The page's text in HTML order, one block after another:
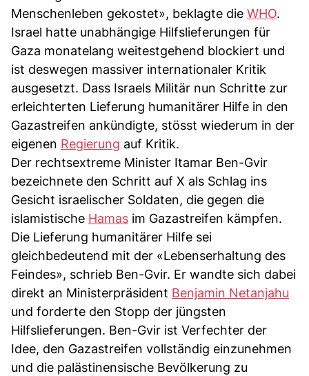
Menschenleben gekostet», beklagte die WHO.
Israel hatte unabhängige Hilfslieferungen für
Gaza monatelang weitestgehend blockiert und
ist deswegen massiver internationaler Kritik
ausgesetzt. Dass Israels Militär nun Schritte zur
erleichterten Lieferung humanitärer Hilfe in den
Gazastreifen ankündigte, stösst wiederum in der
eigenen Regierung auf Kritik.
Der rechtsextreme Minister Itamar Ben-Gvir
bezeichnete den Schritt auf X als Schlag ins
Gesicht israelischer Soldaten, die gegen die
islamistische Hamas im Gazastreifen kämpfen.
Die Lieferung humanitärer Hilfe sei
gleichbedeutend mit der «Lebenserhaltung des
Feindes», schrieb Ben-Gvir. Er wandte sich dabei
direkt an Ministerpräsident Benjamin Netanjahu
und forderte den Stopp der jüngsten
Hilfslieferungen. Ben-Gvir ist Verfechter der
Idee, den Gazastreifen vollständig einzunehmen
und die palästinensische Bevölkerung zu